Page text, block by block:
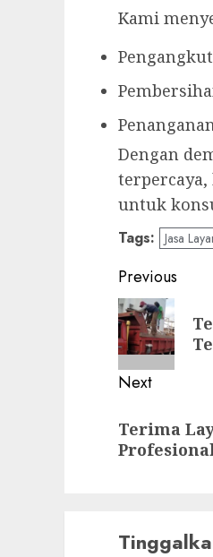
Kami
Dengan
untuk
Tags: Jasa
Post
Previous
Previous
post:
Next
post:
Terima